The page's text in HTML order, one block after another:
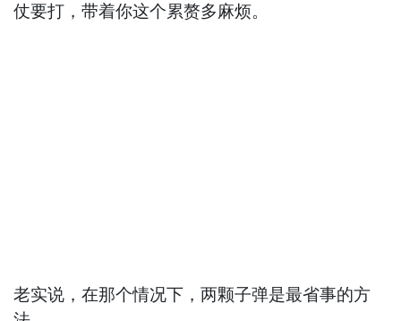
仗要打，带着你这个累赘多麻烦。
老实说，在那个情况下，两颗子弹是最省事的方